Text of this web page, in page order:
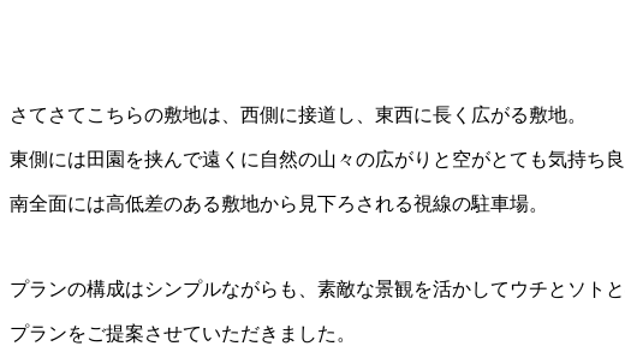
さてさてこちらの敷地は、西側に接道し、東西に長く広がる敷地。
東側には田園を挟んで遠くに自然の山々の広がりと空がとても気持ち良
南全面には高低差のある敷地から見下ろされる視線の駐車場。
プランの構成はシンプルながらも、素敵な景観を活かしてウチとソト
プランをご提案させていただきました。